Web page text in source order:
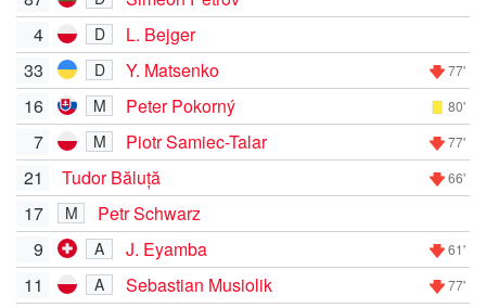
4
D
L. Bejger
33
D Y. Matsenko 77'
16 M Peter Pokorný 80'
7 M Piotr Samiec-Talar 77'
21 Tudor Băluță 66'
17 M
Petr Schwarz
9
A J. Eyamba 61'
11 A Sebastian Musiolik 77'